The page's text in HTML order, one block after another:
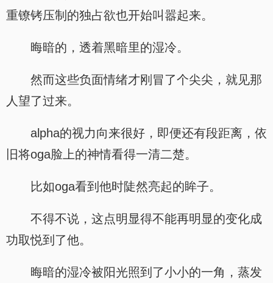
重镣铐压制的独占欲也开始叫嚣起来。
晦暗的，透着黑暗里的湿冷。
然而这些负面情绪才刚冒了个尖尖，就见那
人望了过来。
alpha的视力向来很好，即便还有段距离，依
旧将oga脸上的神情看得一清二楚。
比如oga看到他时陡然亮起的眸子。
不得不说，这点明显得不能再明显的变化成
功取悦到了他。
晦暗的湿冷被阳光照到了小小的一角，蒸发